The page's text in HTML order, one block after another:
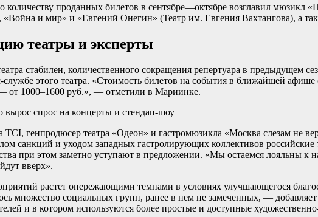
количеству проданных билетов в сентябре—октябре возглавил
и мир» и «Евгений Онегин» (Театр им. Евгения Вахтангова), а
театры и эксперты
стабилен, количественного сокращения репертуара в предыдущем
службе этого театра. «Стоимость билетов на события в ближайшей
от 1000–1600 руб.», — отметили в Мариинке.
вырос спрос на концерты и стендап-шоу
TCI, генпродюсер театра «Одеон» и гастромюзикла «Москва слезам не
санкций и уходом западных гастролирующих коллективов
при этом заметно уступают в предложении. «Мы остаемся лояльны
вверх».
растет опережающими темпами в условиях улучшающегося
множество социальных групп, ранее в нем не замеченных, —
и в котором используются более простые и доступные